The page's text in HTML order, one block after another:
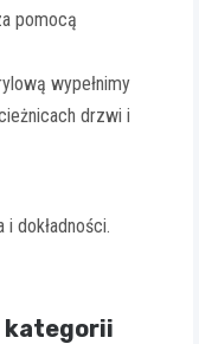
pomocą
wypełnimy
drzwi i
dokładności.
kategorii